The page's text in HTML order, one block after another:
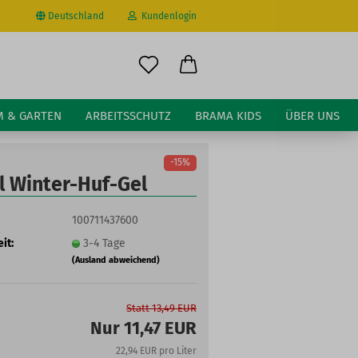
Deutschland Kundenlogin
& GARTEN ARBEITSSCHUTZ BRAMA KIDS ÜBER UNS
-15%
Winter-Huf-Gel
100711437600
3-4 Tage
(Ausland abweichend)
Statt 13,49 EUR
Nur 11,47 EUR
22,94 EUR pro Liter